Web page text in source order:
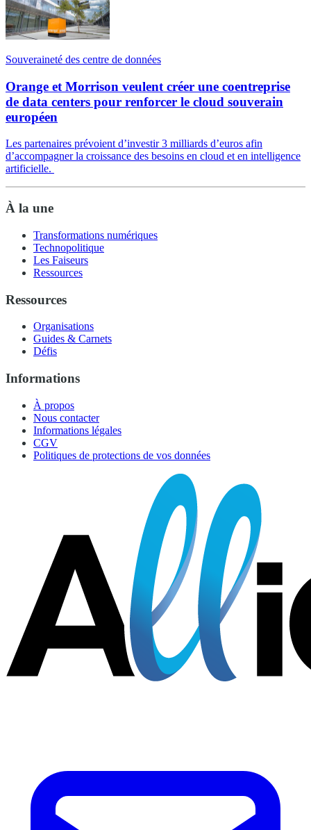
Souveraineté des centre de données
Orange et Morrison veulent créer une coentreprise
de data centers pour renforcer le cloud souverain
européen
Les partenaires prévoient d’investir 3 milliards d’euros afin
d’accompagner la croissance des besoins en cloud et en intelligence
artificielle.
À la une
Transformations numériques
Technopolitique
Les Faiseurs
Ressources
Ressources
Organisations
Guides & Carnets
Défis
Informations
À propos
Nous contacter
Informations légales
CGV
Politiques de protections de vos données